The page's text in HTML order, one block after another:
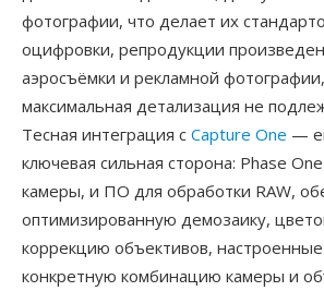
фотографии, что делает их
оцифровки, репродукции
аэросъёмки и рекламной
максимальная детализация не
Тесная интеграция с Capture One —
ключевая сильная сторона: Phase
камеры, и ПО для обработки RAW,
оптимизированную демозаику,
коррекцию объективов,
конкретную комбинацию камеры и